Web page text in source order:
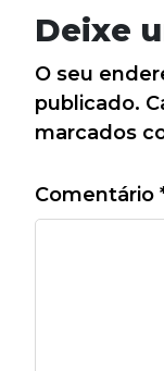
Deixe
O seu
publicado.
marcados
Comentário